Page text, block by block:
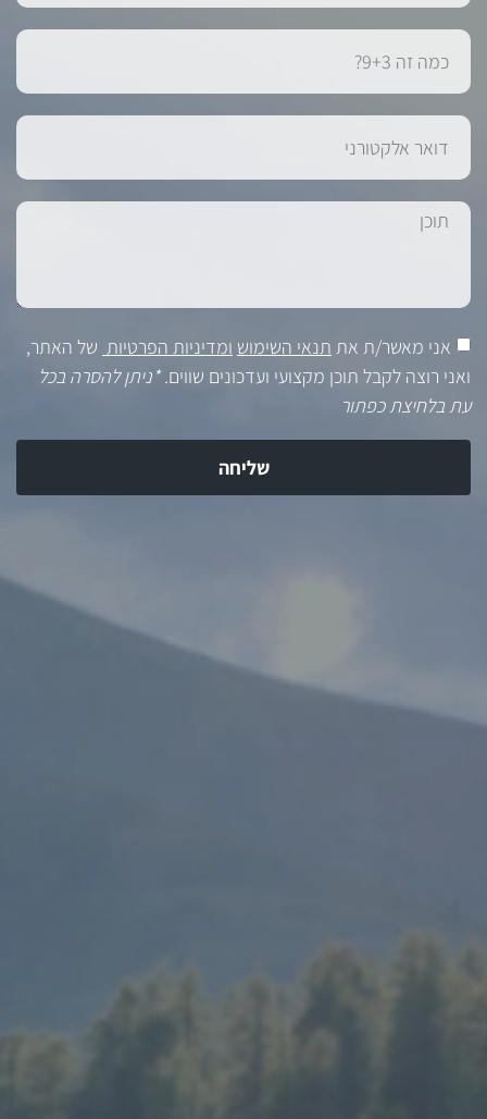
אני מאשר/ת את תנאי השימוש ומדיניות הפרטיות של האתר,
ואני רוצה לקבל תוכן מקצועי ועדכונים שווים.*ניתן להסרה בכל
עת בלחיצת כפתור
שליחה